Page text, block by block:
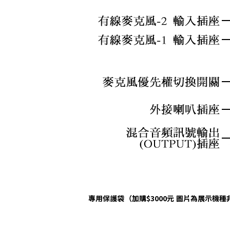
專用保護袋（加購$3000元 圖片為展示機種